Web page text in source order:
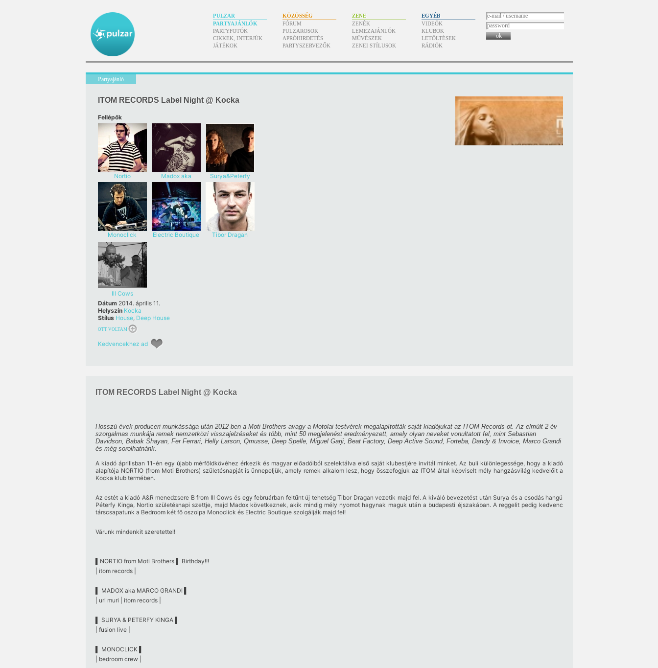
PULZAR
PARTYAJÁNLÓK
PARTYFOTÓK
CIKKEK, INTERJÚK
JÁTÉKOK
KÖZÖSSÉG
FÓRUM
PULZAROSOK
APRÓHIRDETÉS
PARTYSZERVEZŐK
ZENE
ZENÉK
LEMEZAJÁNLÓK
MŰVÉSZEK
ZENEI STÍLUSOK
EGYÉB
VIDEÓK
KLUBOK
LETÖLTÉSEK
RÁDIÓK
ok
Partyajánló
ITOM RECORDS Label Night @ Kocka
Fellépők
Nortio
Madox aka
Marco Grandi
Surya&Peterfy
Kinga
Monoclick Electric Boutique Tibor Dragan
Ill Cows
Dátum 2014. április 11.
Helyszín Kocka
Stílus House, Deep House
OTT VOLTAM
Kedvencekhez ad
ITOM RECORDS Label Night @ Kocka
Hosszú évek produceri munkássága után 2012-ben a Moti Brothers avagy a Motolai testvérek megalapították saját kiadójukat az ITOM Records-ot. Az elmúlt 2 év
szorgalmas munkája remek nemzetközi visszajelzéseket és több, mint 50 megjelenést eredményezett, amely olyan neveket vonultatott fel, mint Sebastian
Davidson, Babak Shayan, Fer Ferrari, Helly Larson, Qmusse, Deep Spelle, Miguel Garji, Beat Factory, Deep Active Sound, Forteba, Dandy & Invoice, Marco Grandi
és még sorolhatnánk.
A kiadó áprilisban 11-én egy újabb mérföldkövéhez érkezik és magyar előadóiból szelektálva első saját klubestjére invitál minket. Az buli különlegessége, hogy a kiadó
alapítója NORTIO (from Moti Brothers) születésnapját is ünnepeljük, amely remek alkalom lesz, hogy összefogjuk az ITOM által képviselt mély hangzásvilág kedvelőit a
Kocka klub termében.
Az estét a kiadó A&R menedzsere B from Ill Cows és egy februárban feltűnt új tehetség Tibor Dragan vezetik majd fel. A kiváló bevezetést után Surya és a csodás hangú
Péterfy Kinga, Nortio születésnapi szettje, majd Madox következnek, akik mindig mély nyomot hagynak maguk után a budapesti éjszakában. A reggelit pedig kedvenc
társcsapatunk a Bedroom két fő oszolpa Monoclick és Electric Boutique szolgálják majd fel!
Várunk mindenkit szeretettel!
▌NORTIO from Moti Brothers ▌ Birthday!!!
| itom records |
▌ MADOX aka MARCO GRANDI ▌
| uri muri | itom records |
▌ SURYA & PETERFY KINGA ▌
| fusion live |
▌ MONOCLICK ▌
| bedroom crew |